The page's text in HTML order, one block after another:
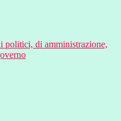
politici, di amministrazione,